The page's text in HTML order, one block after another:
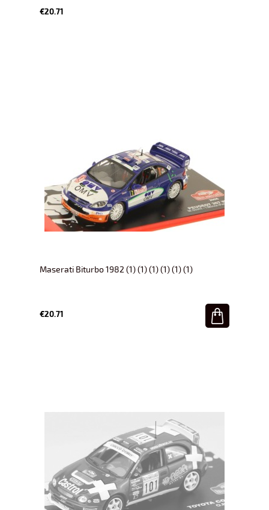
€20.71
Maserati Biturbo 1982 (1) (1) (1) (1) (1) (1)
€20.71